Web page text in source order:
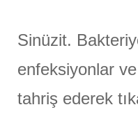
Sinüzit.
enfeksiyonlar
tahriş ederek